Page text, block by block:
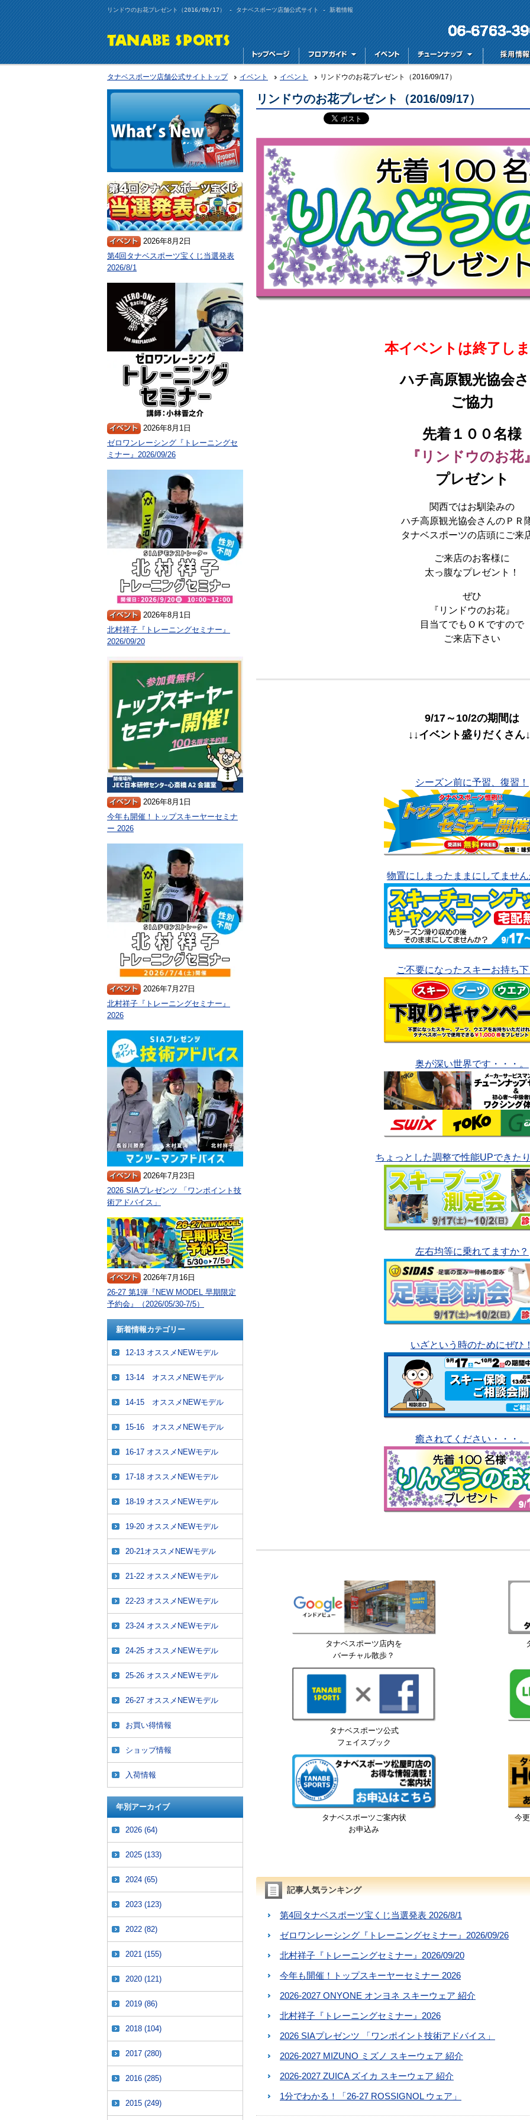
リンドウのお花プレゼント（2016/09/17） - タナベスポーツ店舗公式サイト - 新着情報
タナベスポーツ店舗公式サイトトップ イベント イベント リンドウのお花プレゼント（2016/09/17）
リンドウのお花プレゼント（2016/09/17）
本イベントは終了し
ハチ高原観光協会
ご協力
先着１００名様
『リンドウのお花
プレゼント
関西ではお馴染みの
ハチ高原観光協会さんのＰＲ
タナベスポーツの店頭にご来
ご来店のお客様に
太っ腹なプレゼント！
ぜひ
『リンドウのお花』
目当てでもＯＫですので
ご来店下さい
9/17～10/2の期間は
↓↓イベント盛りだくさん
シーズン前に予習、復習！
物置にしまったままにしてませ
ご不要になったスキーお持ち
奥が深い世界です・・・。
ちょっとした調整で性能UPできた
左右均等に乗れてますか？
いざという時のためにぜひ
癒されてください・・・。
タナベスポーツ店内を
バーチャル散歩？
タナベスポーツ公式
フェイスブック
タナベスポーツご案内状
お申込み
今
記事人気ランキング
第4回タナベスポーツ宝くじ当選発表 2026/8/1
ゼロワンレーシング『トレーニングセミナー』2026/09/26
北村祥子『トレーニングセミナー』2026/09/20
今年も開催！トップスキーヤーセミナー 2026
2026-2027 ONYONE オンヨネ スキーウェア 紹介
北村祥子『トレーニングセミナー』2026
2026 SIAプレゼンツ 「ワンポイント技術アドバイス」
2026-2027 MIZUNO ミズノ スキーウェア 紹介
2026-2027 ZUICA ズイカ スキーウェア 紹介
1分でわかる！「26-27 ROSSIGNOL ウェア」
2026年8月2日
第4回タナベスポーツ宝くじ当選発表
2026/8/1
2026年8月1日
ゼロワンレーシング『トレーニングセ
ミナー』2026/09/26
2026年8月1日
北村祥子『トレーニングセミナー』
2026/09/20
2026年8月1日
今年も開催！トップスキーヤーセミナ
ー 2026
2026年7月27日
北村祥子『トレーニングセミナー』
2026
2026年7月23日
2026 SIAプレゼンツ 「ワンポイント技
術アドバイス」
2026年7月16日
26-27 第1弾『NEW MODEL 早期限定
予約会』（2026/05/30-7/5）
新着情報カテゴリー
12-13 オススメNEWモデル
13-14 オススメNEWモデル
14-15 オススメNEWモデル
15-16 オススメNEWモデル
16-17 オススメNEWモデル
17-18 オススメNEWモデル
18-19 オススメNEWモデル
19-20 オススメNEWモデル
20-21オススメNEWモデル
21-22 オススメNEWモデル
22-23 オススメNEWモデル
23-24 オススメNEWモデル
24-25 オススメNEWモデル
25-26 オススメNEWモデル
26-27 オススメNEWモデル
お買い得情報
ショップ情報
入荷情報
年別アーカイブ
2026 (64)
2025 (133)
2024 (65)
2023 (123)
2022 (82)
2021 (155)
2020 (121)
2019 (86)
2018 (104)
2017 (280)
2016 (285)
2015 (249)